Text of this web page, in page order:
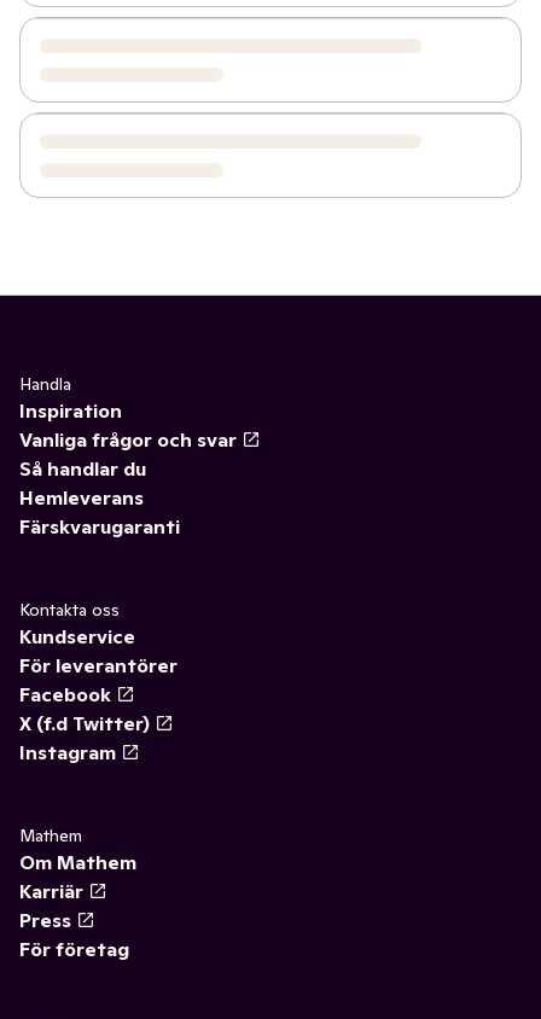
Handla
Inspiration
Vanliga frågor och svar
Så handlar du
Hemleverans
Färskvarugaranti
Kontakta oss
Kundservice
För leverantörer
Facebook
X (f.d Twitter)
Instagram
Mathem
Om Mathem
Karriär
Press
För företag